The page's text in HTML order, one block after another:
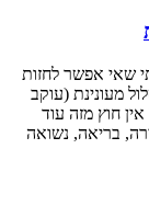
שאי אפשר לחזות
מעונינת (עוקב
חוץ מזה עוד
בריאה, נשואה